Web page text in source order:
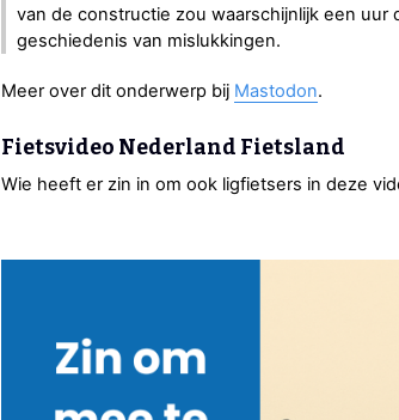
van de constructie zou waarschijnlijk een uur
geschiedenis van mislukkingen.
Meer over dit onderwerp bij Mastodon.
Fietsvideo Nederland Fietsland
Wie heeft er zin in om ook ligfietsers in deze